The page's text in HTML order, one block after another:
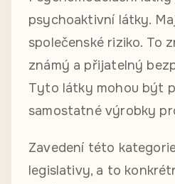
psychoaktivní látky.
společenské riziko. To
známý a přijatelný
Tyto látky mohou být
samostatné výrobky
Zavedení této
legislativy, a to